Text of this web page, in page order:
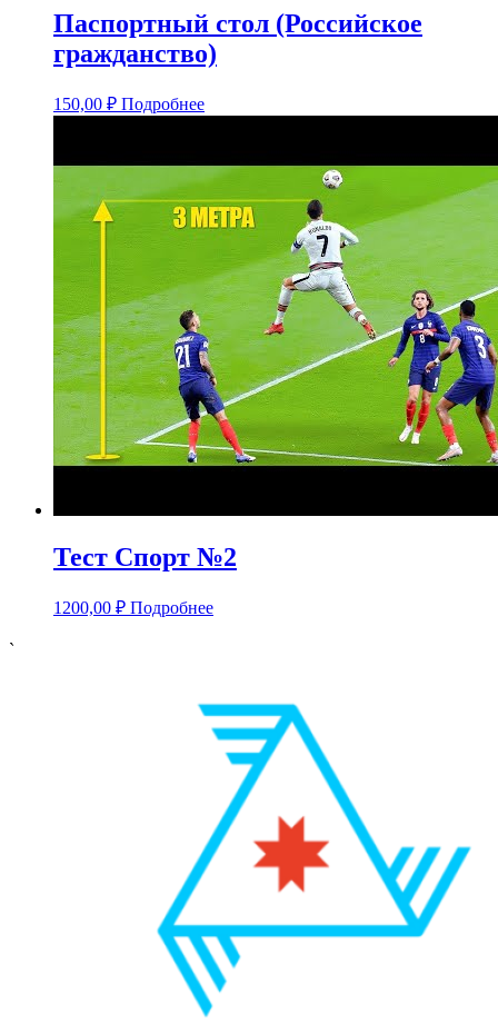
Паспортный стол (Российское
гражданство)
150,00 ₽ Подробнее
Тест Спорт №2
1200,00 ₽ Подробнее
`